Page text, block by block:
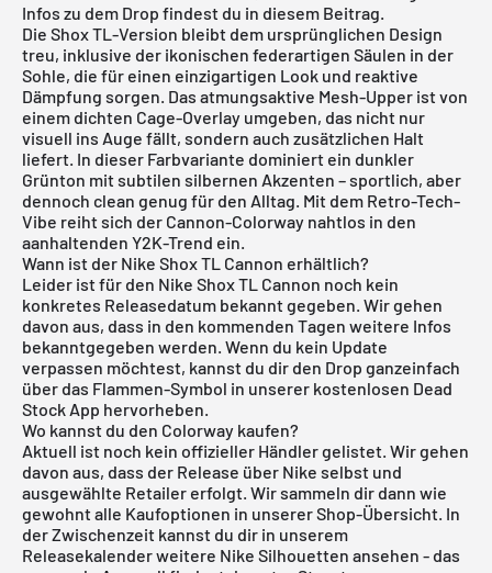
Infos zu dem Drop findest du in diesem Beitrag.
Die Shox TL-Version bleibt dem ursprünglichen Design
treu, inklusive der ikonischen federartigen Säulen in der
Sohle, die für einen einzigartigen Look und reaktive
Dämpfung sorgen. Das atmungsaktive Mesh-Upper ist von
einem dichten Cage-Overlay umgeben, das nicht nur
visuell ins Auge fällt, sondern auch zusätzlichen Halt
liefert. In dieser Farbvariante dominiert ein dunkler
Grünton mit subtilen silbernen Akzenten – sportlich, aber
dennoch clean genug für den Alltag. Mit dem Retro-Tech-
Vibe reiht sich der Cannon-Colorway nahtlos in den
aanhaltenden Y2K-Trend ein.
Wann ist der Nike Shox TL Cannon erhältlich?
Leider ist für den Nike Shox TL Cannon noch kein
konkretes Releasedatum bekannt gegeben. Wir gehen
davon aus, dass in den kommenden Tagen weitere Infos
bekanntgegeben werden. Wenn du kein Update
verpassen möchtest, kannst du dir den Drop ganzeinfach
über das Flammen-Symbol in unserer kostenlosen Dead
Stock App hervorheben.
Wo kannst du den Colorway kaufen?
Aktuell ist noch kein offizieller Händler gelistet. Wir gehen
davon aus, dass der Release über Nike selbst und
ausgewählte Retailer erfolgt. Wir sammeln dir dann wie
gewohnt alle Kaufoptionen in unserer Shop-Übersicht. In
der Zwischenzeit kannst du dir in unserem
Releasekalenderweitere Nike Silhouetten ansehen - das